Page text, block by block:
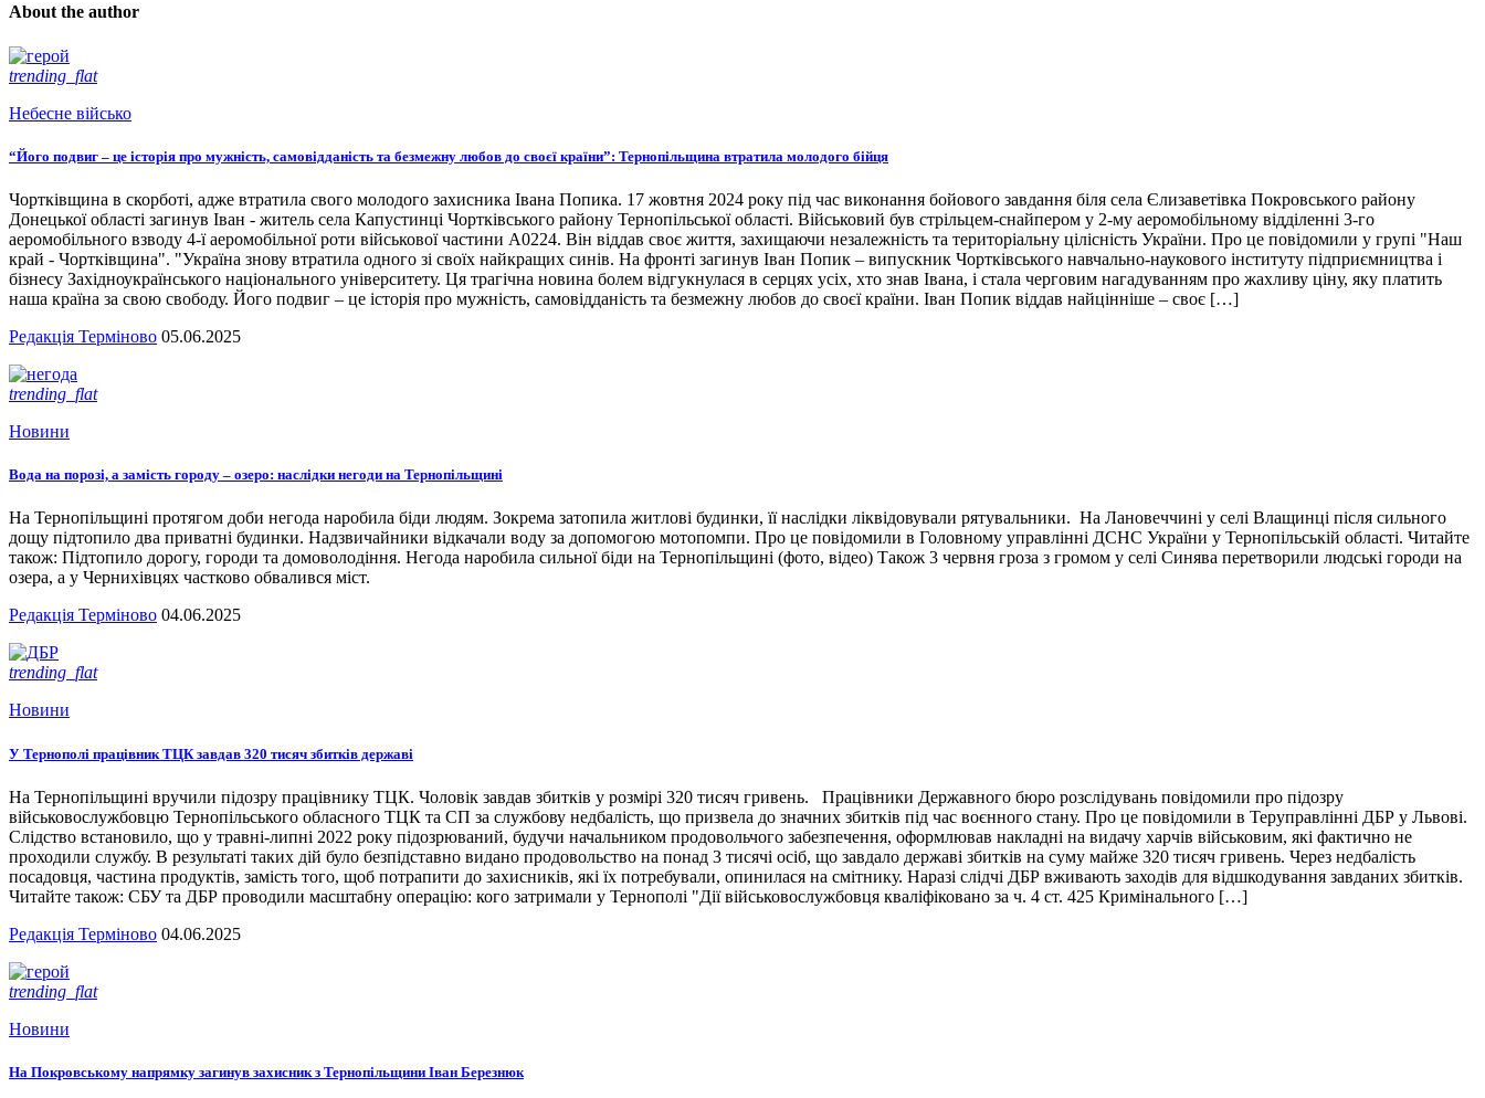
About the author
trending_flat
Небесне військо
“Його подвиг – це історія про мужність, самовідданість та безмежну любов до своєї країни”: Тернопільщина втратила молодого бійця
Чортківщина в скорботі, адже втратила свого молодого захисника Івана Попика. 17 жовтня 2024 року під час виконання бойового завдання біля села Єлизаветівка Покровського району
Донецької області загинув Іван - житель села Капустинці Чортківського району Тернопільської області. Військовий був стрільцем-снайпером у 2-му аеромобільному відділенні 3-го
аеромобільного взводу 4-ї аеромобільної роти військової частини А0224. Він віддав своє життя, захищаючи незалежність та територіальну цілісність України. Про це повідомили у групі "Наш
край - Чортківщина". "Україна знову втратила одного зі своїх найкращих синів. На фронті загинув Іван Попик – випускник Чортківського навчально-наукового інституту підприємництва і
бізнесу Західноукраїнського національного університету. Ця трагічна новина болем відгукнулася в серцях усіх, хто знав Івана, і стала черговим нагадуванням про жахливу ціну, яку платить
наша країна за свою свободу. Його подвиг – це історія про мужність, самовідданість та безмежну любов до своєї країни. Іван Попик віддав найцінніше – своє […]
Редакція Терміново 05.06.2025
trending_flat
Новини
Вода на порозі, а замість городу – озеро: наслідки негоди на Тернопільщині
На Тернопільщині протягом доби негода наробила біди людям. Зокрема затопила житлові будинки, її наслідки ліквідовували рятувальники. На Лановеччині у селі Влащинці після сильного
дощу підтопило два приватні будинки. Надзвичайники відкачали воду за допомогою мотопомпи. Про це повідомили в Головному управлінні ДСНС України у Тернопільській області. Читайте
також: Підтопило дорогу, городи та домоволодіння. Негода наробила сильної біди на Тернопільщині (фото, відео) Також 3 червня гроза з громом у селі Синява перетворили людські городи на
озера, а у Чернихівцях частково обвалився міст.
Редакція Терміново 04.06.2025
trending_flat
Новини
У Тернополі працівник ТЦК завдав 320 тисяч збитків державі
На Тернопільщині вручили підозру працівнику ТЦК. Чоловік завдав збитків у розмірі 320 тисяч гривень. Працівники Державного бюро розслідувань повідомили про підозру
військовослужбовцю Тернопільського обласного ТЦК та СП за службову недбалість, що призвела до значних збитків під час воєнного стану. Про це повідомили в Теруправлінні ДБР у Львові.
Слідство встановило, що у травні-липні 2022 року підозрюваний, будучи начальником продовольчого забезпечення, оформлював накладні на видачу харчів військовим, які фактично не
проходили службу. В результаті таких дій було безпідставно видано продовольство на понад 3 тисячі осіб, що завдало державі збитків на суму майже 320 тисяч гривень. Через недбалість
посадовця, частина продуктів, замість того, щоб потрапити до захисників, які їх потребували, опинилася на смітнику. Наразі слідчі ДБР вживають заходів для відшкодування завданих збитків.
Читайте також: СБУ та ДБР проводили масштабну операцію: кого затримали у Тернополі "Дії військовослужбовця кваліфіковано за ч. 4 ст. 425 Кримінального […]
Редакція Терміново 04.06.2025
trending_flat
Новини
На Покровському напрямку загинув захисник з Тернопільщини Іван Березнюк